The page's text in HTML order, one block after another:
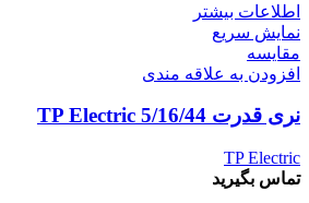
اطلاعات بیشتر
نمایش سریع
مقايسه
افزودن به علاقه مندی
نری قدرت 5/16/44 TP Electric
TP Electric
تماس بگیرید